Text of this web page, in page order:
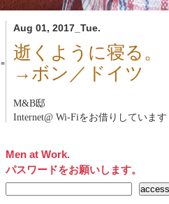
Aug 01, 2017_Tue.
■
逝くように寝る。
→ボン／ドイツ
M&B邸
Internet@ Wi-Fiをお借りしています
Men at Work.
パスワードをお願いします。